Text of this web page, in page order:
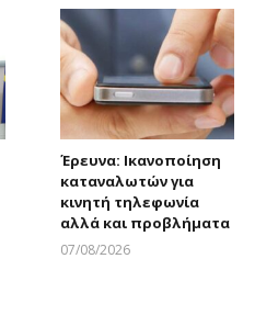
Έρευνα: Ικανοποίηση
καταναλωτών για
κινητή τηλεφωνία
αλλά και προβλήματα
07/08/2026